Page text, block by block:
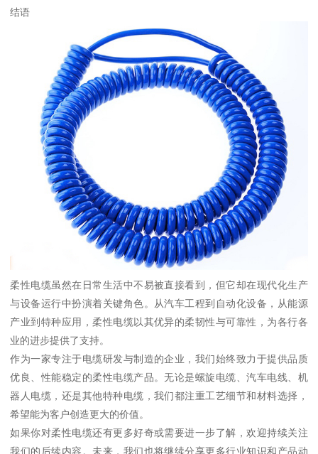
结语
柔性电缆虽然在日常生活中不易被直接看到，但它却在现代化生产
与设备运行中扮演着关键角色。从汽车工程到自动化设备，从能源
产业到特种应用，柔性电缆以其优异的柔韧性与可靠性，为各行各
业的进步提供了支持。
作为一家专注于电缆研发与制造的企业，我们始终致力于提供品质
优良、性能稳定的柔性电缆产品。无论是螺旋电缆、汽车电线、机
器人电缆，还是其他特种电缆，我们都注重工艺细节和材料选择，
希望能为客户创造更大的价值。
如果你对柔性电缆还有更多好奇或需要进一步了解，欢迎持续关注
我们的后续内容。未来，我们也将继续分享更多行业知识和产品动